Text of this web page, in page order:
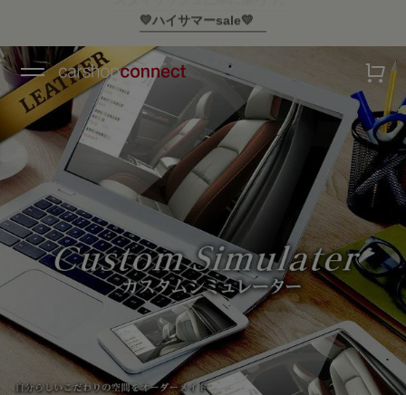
💛ハイサマーsale💛